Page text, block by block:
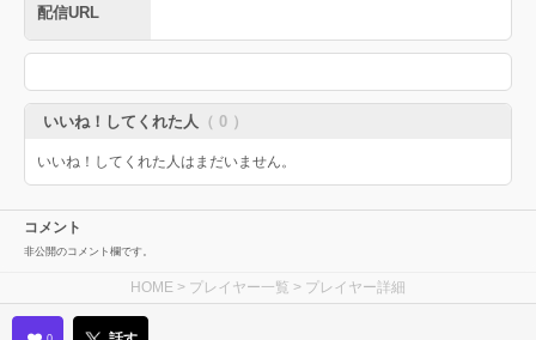
配信URL
いいね！してくれた人 （ 0 ）
いいね！してくれた人はまだいません。
コメント
非公開のコメント欄です。
HOME > プレイヤー一覧 > プレイヤー詳細